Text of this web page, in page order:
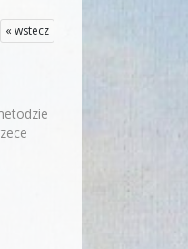
« wstecz